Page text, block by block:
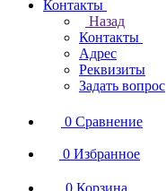
Контакты
Назад
Контакты
Адрес
Реквизиты
Задать вопрос
0 Сравнение
0 Избранное
0 Корзина